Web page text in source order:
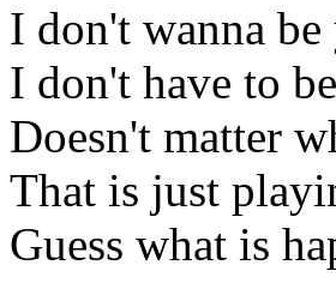
I don't wanna
I don't have to
Doesn't matter
That is just
Guess what is